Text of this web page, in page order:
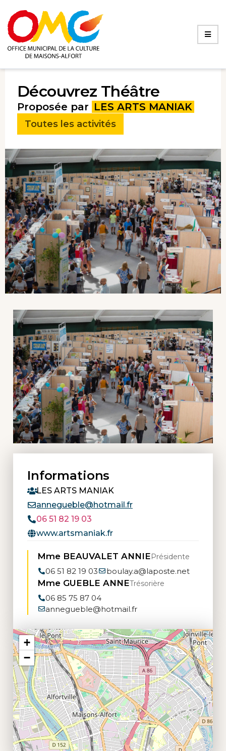
Découvrez Théâtre
Proposée par LES ARTS MANIAK
Toutes les activités
Informations
LES ARTS MANIAK
annegueble@hotmail.fr
06 51 82 19 03
www.artsmaniak.fr
Mme BEAUVALET ANNIEPrésidente
06 51 82 19 03 boulay.a@laposte.net
Mme GUEBLE ANNETrésorière
06 85 75 87 04
annegueble@hotmail.fr
+
−